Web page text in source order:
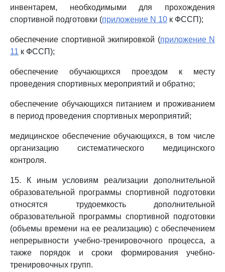
инвентарем, необходимыми для прохождения
спортивной подготовки (приложение N 10 к ФССП);
обеспечение спортивной экипировкой (приложение N
11 к ФССП);
обеспечение обучающихся проездом к месту
проведения спортивных мероприятий и обратно;
обеспечение обучающихся питанием и проживанием
в период проведения спортивных мероприятий;
медицинское обеспечение обучающихся, в том числе
организацию систематического медицинского
контроля.
15. К иным условиям реализации дополнительной
образовательной программы спортивной подготовки
относятся трудоемкость дополнительной
образовательной программы спортивной подготовки
(объемы времени на ее реализацию) с обеспечением
непрерывности учебно-тренировочного процесса, а
также порядок и сроки формирования учебно-
тренировочных групп.